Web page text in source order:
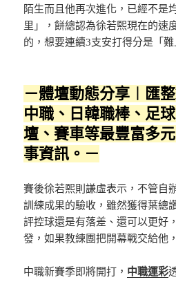
陌生而且他再次進化，已經不是
里」，餅總認為徐若熙現在的速
的，想要連續3支安打得分是「難
－體壇動態分享︱匯
中職、日韓職棒、足
壇、賽車等最豐富多
事資訊。－
賽後徐若熙則謙虛表示，不管自
訓練成果的驗收，雖然獲得葉總
評控球還是有落差、還可以更好
發，如果教練團把開幕戰交給他
中職新賽季即將開打， 中職運彩